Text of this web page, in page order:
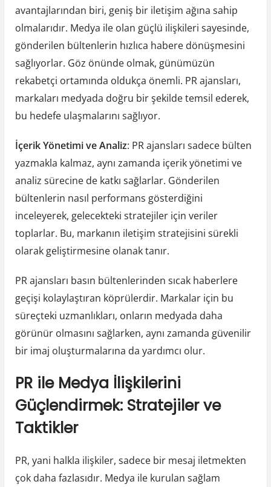
avantajlarından biri, geniş bir iletişim ağına sahip
olmalarıdır. Medya ile olan güçlü ilişkileri sayesinde,
gönderilen bültenlerin hızlıca habere dönüşmesini
sağlıyorlar. Göz önünde olmak, günümüzün
rekabetçi ortamında oldukça önemli. PR ajansları,
markaları medyada doğru bir şekilde temsil ederek,
bu hedefe ulaşmalarını sağlıyor.
İçerik Yönetimi ve Analiz: PR ajansları sadece bülten
yazmakla kalmaz, aynı zamanda içerik yönetimi ve
analiz sürecine de katkı sağlarlar. Gönderilen
bültenlerin nasıl performans gösterdiğini
inceleyerek, gelecekteki stratejiler için veriler
toplarlar. Bu, markanın iletişim stratejisini sürekli
olarak geliştirmesine olanak tanır.
PR ajansları basın bültenlerinden sıcak haberlere
geçişi kolaylaştıran köprülerdir. Markalar için bu
süreçteki uzmanlıkları, onların medyada daha
görünür olmasını sağlarken, aynı zamanda güvenilir
bir imaj oluşturmalarına da yardımcı olur.
PR ile Medya İlişkilerini
Güçlendirmek: Stratejiler ve
Taktikler
PR, yani halkla ilişkiler, sadece bir mesaj iletmekten
çok daha fazlasıdır. Medya ile kurulan sağlam